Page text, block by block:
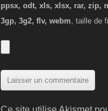
ppsx, odt, xls, xlsx, rar, zip,
3gp, 3g2, flv, webm , taille de